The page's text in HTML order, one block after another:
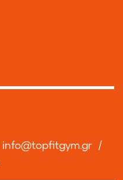
info@topfitgym.gr /